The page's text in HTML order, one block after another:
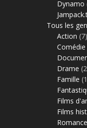
Dynamo
Tous les
Action (7)
Comédie
Drame
Famille
Films
Films
Romance